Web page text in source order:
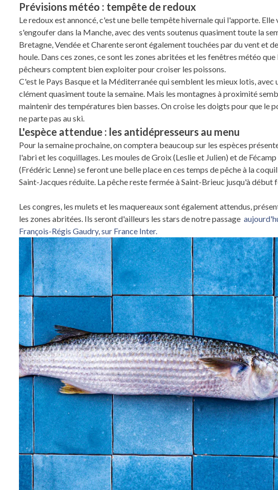
Prévisions météo : tempête de redoux
Le redoux est annoncé, c'est une belle tempête hivernale qui l'apporte. Elle
s'engoufer dans la Manche, avec des vents soutenus quasiment toute la
Bretagne, Vendée et Charente seront également touchées par du vent et
houle. Dans ces zones, ce sont les zones abritées et les fenêtres météo que
pêcheurs comptent bien exploiter pour croiser les poissons.
C'est le Pays Basque et la Méditerranée qui semblent les mieux lotis, avec
clément quasiment toute la semaine. Mais les montagnes à proximité
maintenir des températures bien basses. On croise les doigts pour que le
ne parte pas au ski.
L'espèce attendue : les antidépresseurs au menu
Pour la semaine prochaine, on comptera beaucoup sur les espèces
l'abri et les coquillages. Les moules de Groix (Leslie et Julien) et de Fécamp
(Frédéric Lenne) se feront une belle place en ces temps de pêche à la
Saint-Jacques réduite. La pêche reste fermée à Saint-Brieuc jusqu'à début
Les congres, les mulets et les maquereaux sont également attendus,
les zones abritées. Ils seront d'ailleurs les stars de notre passage
François-Régis Gaudry, sur France Inter.